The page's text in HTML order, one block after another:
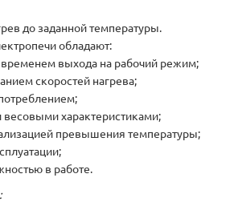
до заданной температуры.
обладают:
выхода на рабочий режим;
скоростей нагрева;
характеристиками;
превышения температуры;
в работе.